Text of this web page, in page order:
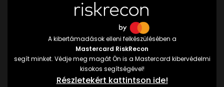
A kibertámadások elleni felkészülésében a
Mastercard RiskRecon
segít minket. Védje meg magát Ön is a Mastercard kibervédelmi
kisokos segítségével!
Részletekért kattintson ide!